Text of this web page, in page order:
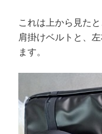
これは上から見たと
肩掛けベルトと、
ます。